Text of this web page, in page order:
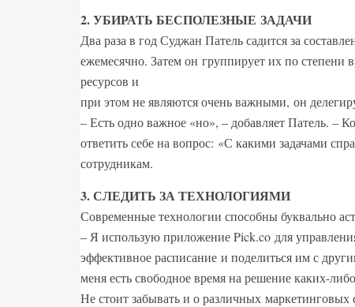
2. УБИРАТЬ БЕСПОЛЕЗНЫЕ ЗАДАЧИ
Два раза в год Суджан Патель садится за
ежемесячно. Затем он группирует их по
ресурсов и
при этом не являются очень важными, он
– Есть одно важное «но», – добавляет Патель. –
ответить себе на вопрос: «С какими задачами
сотрудникам.
3. СЛЕДИТЬ ЗА ТЕХНОЛОГИЯМИ
Современные технологии способны буквально
– Я использую приложение Pick.co для
эффективное расписание и поделиться им с
меня есть свободное время на решение каких-
Не стоит забывать и о различных